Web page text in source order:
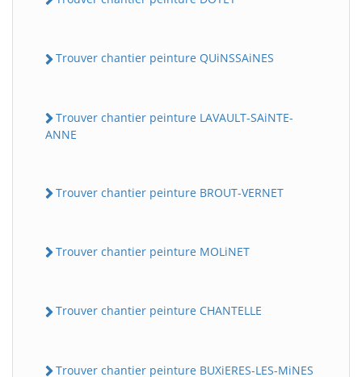
Trouver chantier peinture QUiNSSAiNES
Trouver chantier peinture LAVAULT-SAiNTE-
ANNE
Trouver chantier peinture BROUT-VERNET
Trouver chantier peinture MOLiNET
Trouver chantier peinture CHANTELLE
Trouver chantier peinture BUXiERES-LES-MiNES